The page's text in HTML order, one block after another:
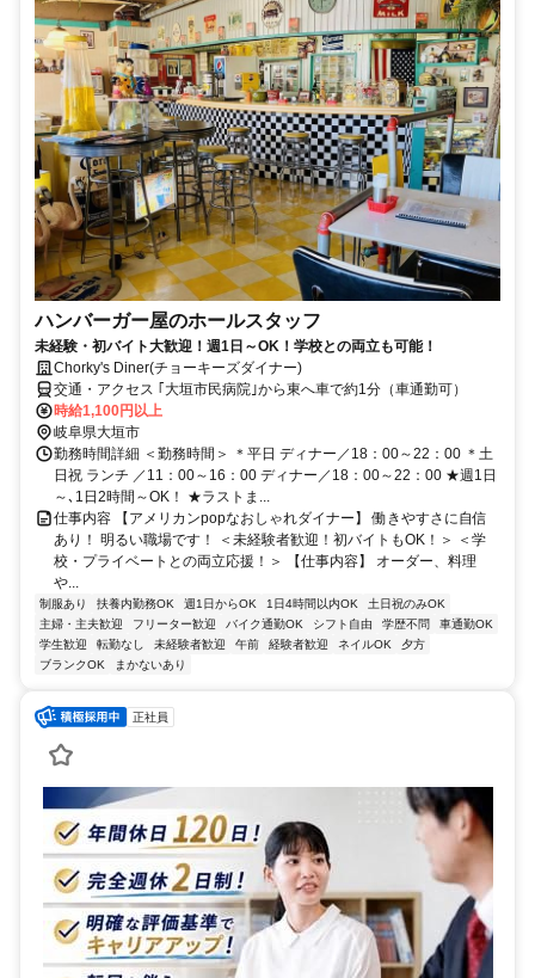
ハンバーガー屋のホールスタッフ
未経験・初バイト大歓迎！週1日～OK！学校との両立も可能！
Chorky's Diner(チョーキーズダイナー)
交通・アクセス ｢大垣市民病院｣から東へ車で約1分（車通勤可）
時給1,100円以上
岐阜県大垣市
勤務時間詳細 ＜勤務時間＞ ＊平日 ディナー／18：00～22：00 ＊土
日祝 ランチ ／11：00～16：00 ディナー／18：00～22：00 ★週1日
～､1日2時間～OK！ ★ラストま...
仕事内容 【アメリカンpopなおしゃれダイナー】 働きやすさに自信
あり！ 明るい職場です！ ＜未経験者歓迎！初バイトもOK！＞ ＜学
校・プライベートとの両立応援！＞ 【仕事内容】 オーダー、料理
や...
制服あり 扶養内勤務OK 週1日からOK 1日4時間以内OK
土日祝のみOK
主婦・主夫歓迎
フリーター歓迎 バイク通勤OK シフト自由 学歴不問
車通勤OK
学生歓迎
転勤なし 未経験者歓迎 午前 経験者歓迎 ネイルOK
夕方
ブランクOK
まかないあり
正社員